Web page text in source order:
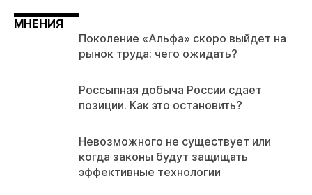
МНЕНИЯ
Поколение «Альфа» скоро выйдет на
рынок труда: чего ожидать?
Россыпная добыча России сдает
позиции. Как это остановить?
Невозможного не существует или
когда законы будут защищать
эффективные технологии